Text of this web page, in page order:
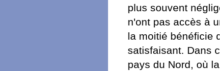
plus souvent
n'ont pas accès à
la moitié bénéficie
satisfaisant. Dans
pays du Nord, où